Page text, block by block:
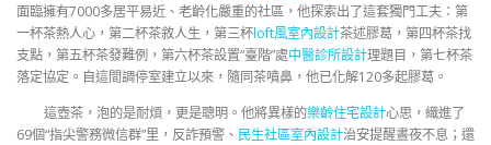
面臨擁有7000多居平易近、老齡化嚴重的社區，他探索出了這套獨門工夫：第
一杯茶熱人心，第二杯茶敘人生，第三杯loft風室內設計茶述膠葛，第四杯茶找
支點，第五杯茶發難例，第六杯茶設置“臺階”處中醫診所設計理題目，第七杯茶
落定協定。自這間調停室建立以來，隨同茶噴鼻，他已化解120多起膠葛。
這壺茶，泡的是耐煩，更是聰明。他將異樣的樂齡住宅設計心思，織進了
69個“指尖警務微信群”里，反詐預警、 民生社區室內設計治安提醒晝夜不息；還